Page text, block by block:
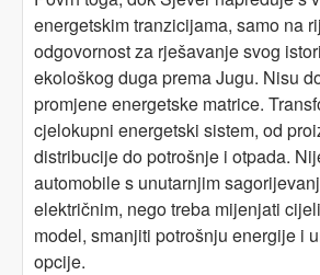
energetskim tranzicijama, samo na
odgovornost za rješavanje svog
ekološkog duga prema Jugu. Nisu
promjene energetske matrice.
cjelokupni energetski sistem, od
distribucije do potrošnje i otpada.
automobile s unutarnjim
električnim, nego treba mijenjati
model, smanjiti potrošnju energije i
opcije.